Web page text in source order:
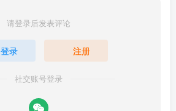
请登录后发表评论
登录 注册
社交账号登录